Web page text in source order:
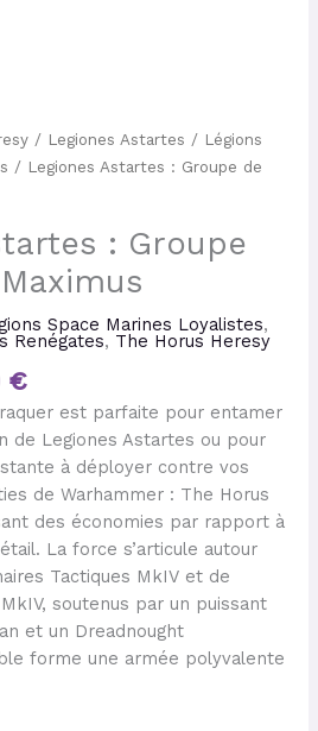
/ Legiones Astartes / Légions
/ Legiones Astartes : Groupe de
: Groupe
Space Marines Loyalistes,
Renégates, The Horus Heresy
€
est parfaite pour entamer
de Legiones Astartes ou pour
à déployer contre vos
de Warhammer : The Horus
des économies par rapport à
La force s’articule autour
Tactiques MkIV et de
MkIV, soutenus par un puissant
et un Dreadnought
forme une armée polyvalente